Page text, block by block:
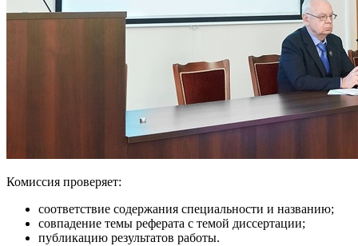
Комиссия проверяет:
соответствие содержания специальности и названию;
совпадение темы реферата с темой диссертации;
публикацию результатов работы.